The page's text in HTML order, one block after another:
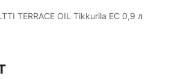
TERRACE OIL Tikkurila EC 0,9 л